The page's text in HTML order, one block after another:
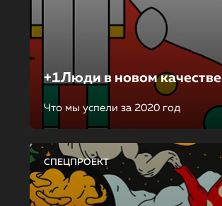
+1Люди в новом качестве
Что мы успели за 2020 год
СПЕЦПРОЕКТ